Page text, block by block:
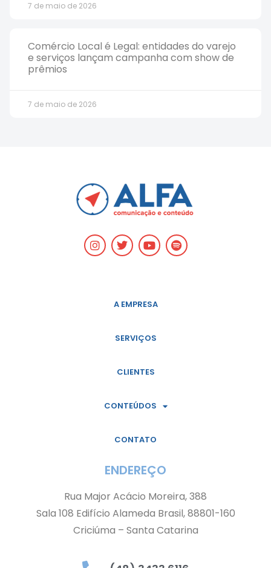
7 de maio de 2026
Comércio Local é Legal: entidades do varejo
e serviços lançam campanha com show de
prêmios
7 de maio de 2026
A EMPRESA
SERVIÇOS
CLIENTES
CONTEÚDOS
CONTATO
ENDEREÇO
Rua Major Acácio Moreira, 388
Sala 108 Edifício Alameda Brasil, 88801-160
Criciúma – Santa Catarina